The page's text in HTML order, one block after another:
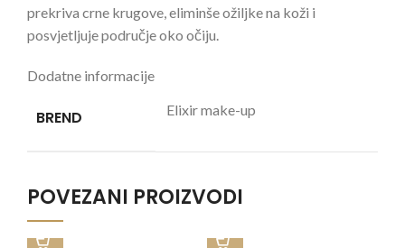
prekriva crne krugove, eliminše ožiljke na koži i
posvjetljuje područje oko očiju.
Dodatne informacije
BREND Elixir make-up
POVEZANI PROIZVODI